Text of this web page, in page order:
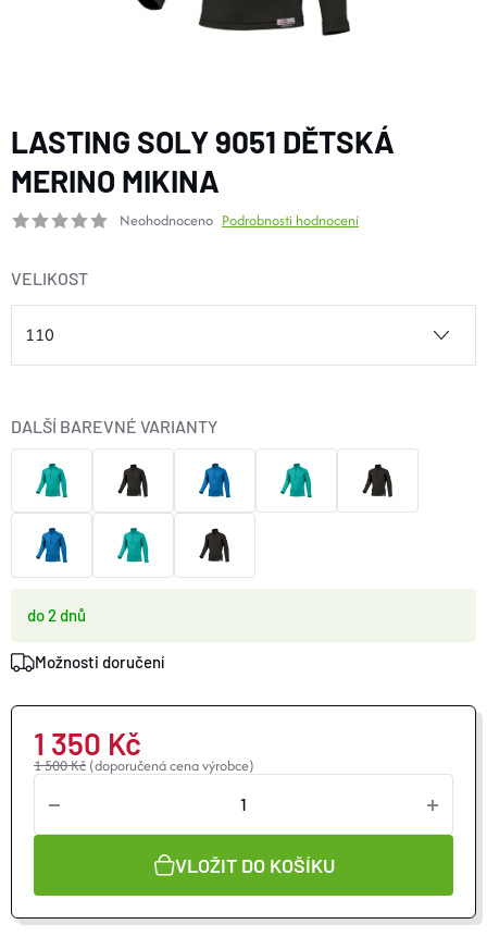
CYKLISTIKA
Doprava a platba
Reklamace
Výměna a vrácení
Stav objednávky
O nás
Moje objednávka
LASTING SOLY 9051 DĚTSKÁ
MERINO MIKINA
Neohodnoceno Podrobnosti hodnocení
VELIKOST
do 2 dnů
DALŠÍ BAREVNÉ VARIANTY
Možnosti doručení
1 500 Kč (doporučená cena výrobce)
1 350 Kč
VLOŽIT DO KOŠÍKU